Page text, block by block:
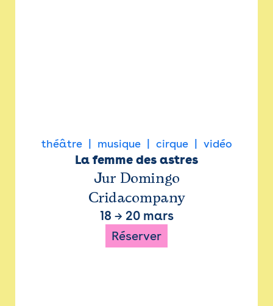
théâtre musique cirque vidéo
La femme des astres
Jur Domingo
Cridacompany
18 → 20 mars
Réserver